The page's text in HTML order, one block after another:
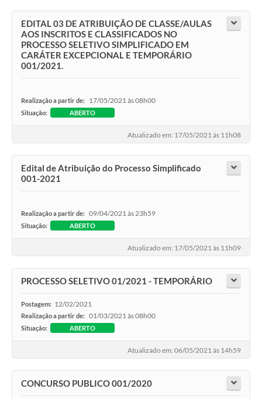
EDITAL 03 DE ATRIBUIÇÃO DE CLASSE/AULAS
AOS INSCRITOS E CLASSIFICADOS NO
PROCESSO SELETIVO SIMPLIFICADO EM
CARÁTER EXCEPCIONAL E TEMPORÁRIO
001/2021.
Realização a partir de: 17/05/2021 às 08h00
Situação: ABERTO
Atualizado em: 17/05/2021 às 11h08
Edital de Atribuição do Processo Simplificado
001-2021
Realização a partir de: 09/04/2021 às 23h59
Situação: ABERTO
Atualizado em: 17/05/2021 às 11h09
PROCESSO SELETIVO 01/2021 - TEMPORÁRIO
Postagem: 12/02/2021
Realização a partir de: 01/03/2021 às 08h00
Situação: ABERTO
Atualizado em: 06/05/2021 às 14h59
CONCURSO PUBLICO 001/2020